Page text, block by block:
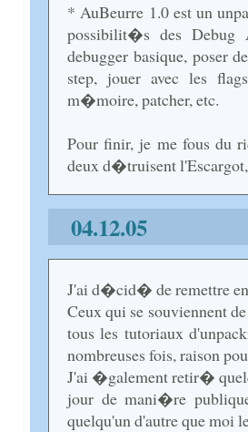
* AuBeurre 1.0 est un
possibilit�s des
debugger basique, poser
step, jouer avec les
m�moire, patcher, etc.
Pour finir, je me fous du
deux d�truisent
04.12.05
J'ai d�cid� de remettre
Ceux qui se souviennent
tous les tutoriaux
nombreuses fois, raison
J'ai �galement retir�
jour de mani�re
quelqu'un d'autre que moi